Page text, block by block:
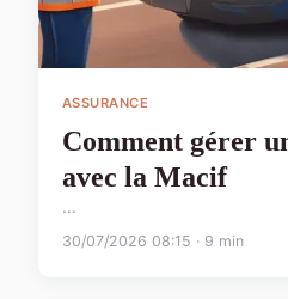
ASSURANCE
Comment gérer
avec la Macif
...
30/07/2026 08:15 · 9 min